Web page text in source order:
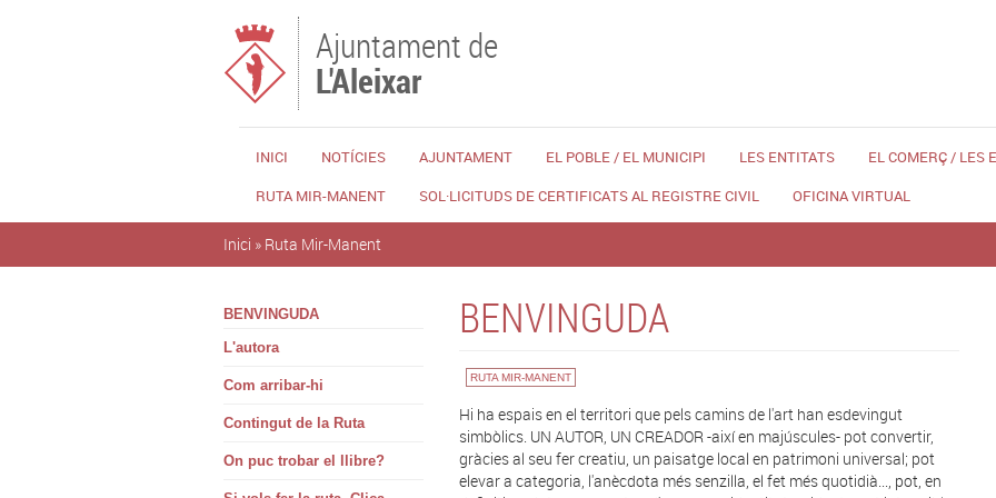
Ajuntament de
L'Aleixar
INICI NOTÍCIES AJUNTAMENT EL POBLE / EL MUNICIPI LES ENTITATS EL COMERÇ / LES
RUTA MIR-MANENT
SOL·LICITUDS DE CERTIFICATS AL REGISTRE CIVIL OFICINA VIRTUAL
Inici » Ruta Mir-Manent
BENVINGUDA
L'autora
Com arribar-hi
Contingut de la Ruta
On puc trobar el llibre?
BENVINGUDA
RUTA MIR-MANENT
Hi ha espais en el territori que pels camins de l'art han esdevingut
simbòlics. UN AUTOR, UN CREADOR -així en majúscules- pot convertir,
gràcies al seu fer creatiu, un paisatge local en patrimoni universal; pot
elevar a categoria, l'anècdota més senzilla, el fet més quotidià..., pot, en